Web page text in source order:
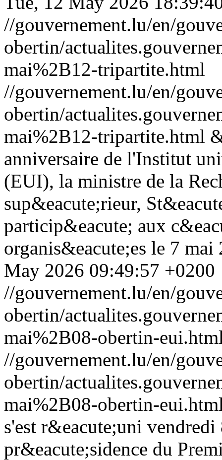
//gouvernement.lu/en/
obertin/
mai%2B12-tripartite.html
//gouvernement.lu/en/
obertin/
mai%2B12-tripartite.html
anniversaire de l'Institut
(EUI), la ministre de la
sup&eacute;rieur,
particip&eacute; aux
organis&eacute;es le 7
May 2026 09:49:57 +0200
//gouvernement.lu/en/
obertin/
mai%2B08-obertin-
//gouvernement.lu/en/
obertin/
mai%2B08-obertin-
s'est r&eacute;uni
pr&eacute;sidence du